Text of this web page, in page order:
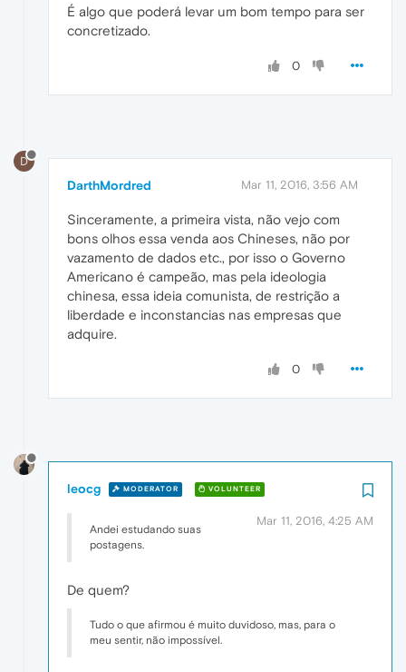
É algo que poderá levar um bom tempo para ser
concretizado.
0
D
DarthMordred Mar 11, 2016, 3:56 AM
Sinceramente, a primeira vista, não vejo com
bons olhos essa venda aos Chineses, não por
vazamento de dados etc., por isso o Governo
Americano é campeão, mas pela ideologia
chinesa, essa ideia comunista, de restrição a
liberdade e inconstancias nas empresas que
adquire.
0
leocg MODERATOR VOLUNTEER
Mar 11, 2016, 4:25 AM
Andei estudando suas
postagens.
De quem?
Tudo o que afirmou é muito duvidoso, mas, para o
meu sentir, não impossível.